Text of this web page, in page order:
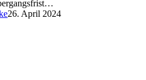
26. April 2024